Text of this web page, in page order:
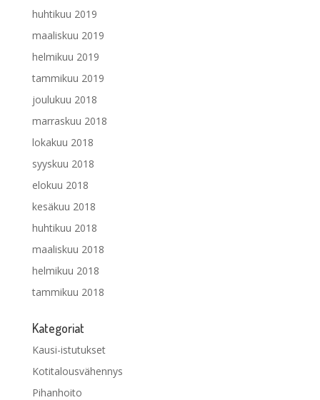
huhtikuu 2019
maaliskuu 2019
helmikuu 2019
tammikuu 2019
joulukuu 2018
marraskuu 2018
lokakuu 2018
syyskuu 2018
elokuu 2018
kesäkuu 2018
huhtikuu 2018
maaliskuu 2018
helmikuu 2018
tammikuu 2018
Kategoriat
Kausi-istutukset
Kotitalousvähennys
Pihanhoito